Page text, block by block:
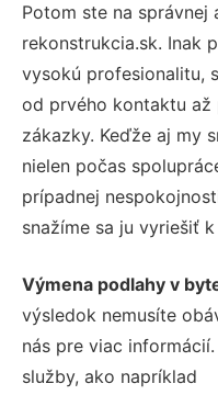
Potom ste na správnej
rekonstrukcia.sk. Inak
vysokú profesionalitu,
od prvého kontaktu až
zákazky. Keďže aj my
nielen počas
prípadnej
snažíme sa ju vyriešiť
Výmena podlahy v
výsledok nemusíte
nás pre viac
služby, ako napríklad